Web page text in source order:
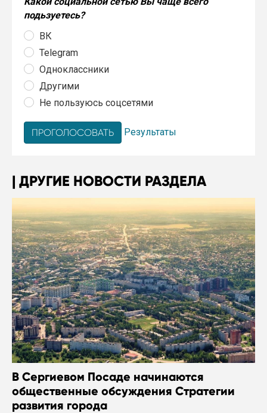
подьзуетесь?
ВК
Telegram
Одноклассники
Другими
Не пользуюсь соцсетями
Результаты
ДРУГИЕ НОВОСТИ РАЗДЕЛА
В Сергиевом Посаде начинаются
общественные обсуждения Стратегии
развития города